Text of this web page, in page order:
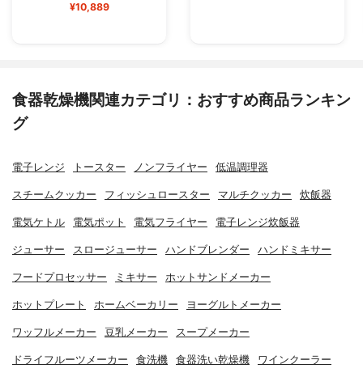
¥10,889
食器乾燥機関連カテゴリ：おすすめ商品ランキン
グ
電子レンジ トースター ノンフライヤー 低温調理器
スチームクッカー フィッシュロースター マルチクッカー 炊飯器
電気ケトル 電気ポット 電気フライヤー 電子レンジ炊飯器
ジューサー スロージューサー ハンドブレンダー ハンドミキサー
フードプロセッサー ミキサー ホットサンドメーカー
ホットプレート ホームベーカリー ヨーグルトメーカー
ワッフルメーカー 豆乳メーカー スープメーカー
ドライフルーツメーカー 食洗機 食器洗い乾燥機 ワインクーラー